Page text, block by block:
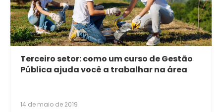
Terceiro setor: como um curso de Gestão
Pública ajuda você a trabalhar na área
14 de maio de 2019